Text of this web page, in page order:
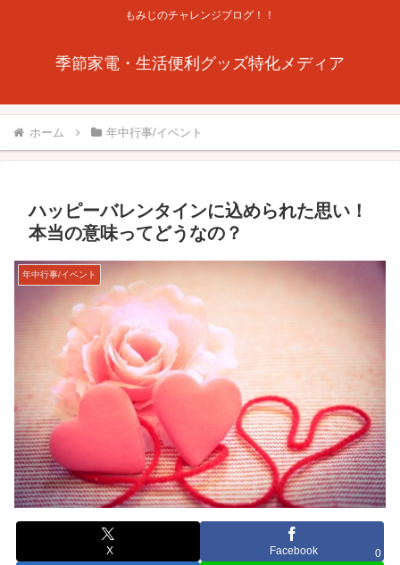
もみじのチャレンジブログ！！
季節家電・生活便利グッズ特化メディア
ホーム 年中行事/イベント
ハッピーバレンタインに込められた思い！
本当の意味ってどうなの？
年中行事/イベント
X Facebook 0